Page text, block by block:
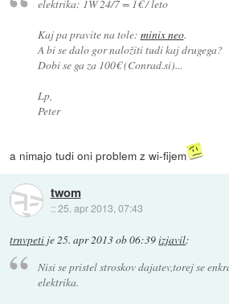
elektrika: 1W 24/7 = 1€ / leto
Kaj pa pravite na tole: minix neo.
A bi se dalo gor naložiti tudi kaj drugega?
Dobi se ga za 100€ (Conrad.si)...
Lp,
Peter
a nimajo tudi oni problem z wi-fijem
twom
::25. apr 2013, 07:43
trnvpeti je25. apr 2013 ob 06:39izjavil:
Nisi se pristel stroskov dajatev,torej se
elektrika.